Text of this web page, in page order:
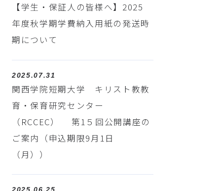
【学生・保証人の皆様へ】2025
年度秋学期学費納入用紙の発送時
期について
2025.07.31
関西学院短期大学 キリスト教教
育・保育研究センター
（RCCEC） 第1５回公開講座の
ご案内（申込期限9月1日
（月））